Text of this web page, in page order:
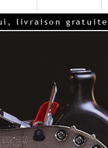
sur lessets